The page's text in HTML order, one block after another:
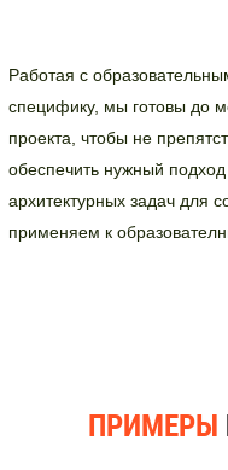
Работая с
специфику, мы готовы до
проекта, чтобы не
обеспечить нужный
архитектурных задач для
применяем к
ПРИМЕРЫ